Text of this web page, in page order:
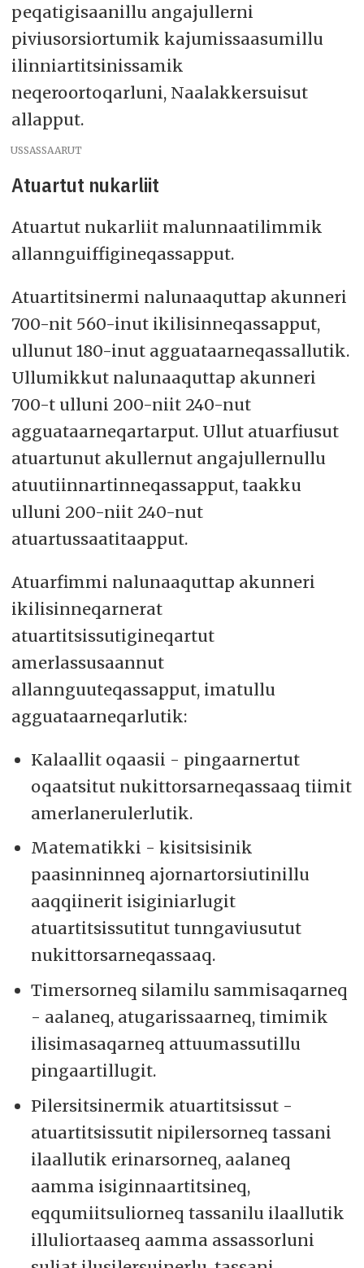
peqatigisaanillu angajullerni
piviusorsiortumik kajumissaasumillu
ilinniartitsinissamik
neqeroortoqarluni, Naalakkersuisut
allapput.
USSASSAARUT
Atuartut nukarliit
Atuartut nukarliit malunnaatilimmik
allannguiffigineqassapput.
Atuartitsinermi nalunaaquttap akunneri
700-nit 560-inut ikilisinneqassapput,
ullunut 180-inut agguataarneqassallutik.
Ullumikkut nalunaaquttap akunneri
700-t ulluni 200-niit 240-nut
agguataarneqartarput. Ullut atuarfiusut
atuartunut akullernut angajullernullu
atuutiinnartinneqassapput, taakku
ulluni 200-niit 240-nut
atuartussaatitaapput.
Atuarfimmi nalunaaquttap akunneri
ikilisinneqarnerat
atuartitsissutigineqartut
amerlassusaannut
allannguuteqassapput, imatullu
agguataarneqarlutik:
Kalaallit oqaasii - pingaarnertut
oqaatsitut nukittorsarneqassaaq tiimit
amerlanerulerlutik.
Matematikki - kisitsisinik
paasinninneq ajornartorsiutinillu
aaqqiinerit isiginiarlugit
atuartitsissutitut tunngaviusutut
nukittorsarneqassaaq.
Timersorneq silamilu sammisaqarneq
- aalaneq, atugarissaarneq, timimik
ilisimasaqarneq attuumassutillu
pingaartillugit.
Pilersitsinermik atuartitsissut -
atuartitsissutit nipilersorneq tassani
ilaallutik erinarsorneq, aalaneq
aamma isiginnaartitsineq,
eqqumiitsuliorneq tassanilu ilaallutik
illuliortaaseq aamma assassorluni